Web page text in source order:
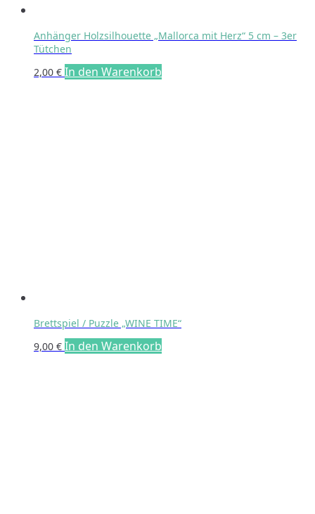
Anhänger Holzsilhouette „Mallorca mit Herz“ 5 cm – 3er
Tütchen
2,00 € In den Warenkorb
Brettspiel / Puzzle „WINE TIME“
9,00 € In den Warenkorb